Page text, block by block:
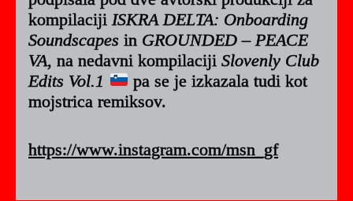
kompilaciji ISKRA DELTA: Onboarding
Soundscapes in GROUNDED – PEACE
VA, na nedavni kompilaciji Slovenly Club
Edits Vol​.​1
pa se je izkazala tudi kot
mojstrica remiksov.
https://www.instagram.com/msn_gf